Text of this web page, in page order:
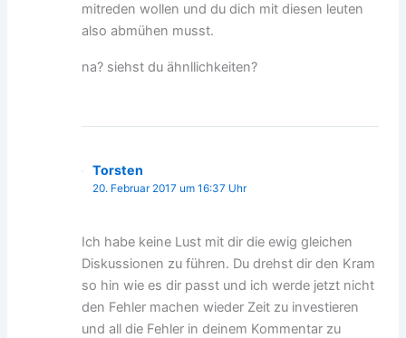
mitreden wollen und du dich mit diesen leuten
also abmühen musst.
na? siehst du ähnllichkeiten?
Torsten
20. Februar 2017 um 16:37 Uhr
Ich habe keine Lust mit dir die ewig gleichen
Diskussionen zu führen. Du drehst dir den Kram
so hin wie es dir passt und ich werde jetzt nicht
den Fehler machen wieder Zeit zu investieren
und all die Fehler in deinem Kommentar zu